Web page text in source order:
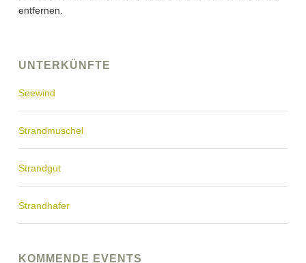
entfernen.
UNTERKÜNFTE
Seewind
Strandmuschel
Strandgut
Strandhafer
KOMMENDE EVENTS